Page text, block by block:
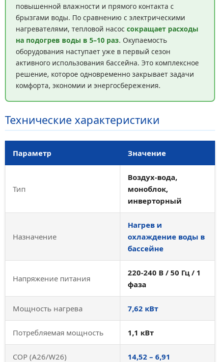
повышенной влажности и прямого контакта с
брызгами воды. По сравнению с электрическими
нагревателями, тепловой насос сокращает расходы
на подогрев воды в 5–10 раз. Окупаемость
оборудования наступает уже в первый сезон
активного использования бассейна. Это комплексное
решение, которое одновременно закрывает задачи
комфорта, экономии и энергосбережения.
Технические характеристики
Параметр Значение
Тип
Воздух-вода,
моноблок,
инверторный
Назначение
Нагрев и
охлаждение воды в
бассейне
Напряжение питания
220-240 В / 50 Гц / 1
фаза
Мощность нагрева 7,62 кВт
Потребляемая мощность 1,1 кВт
COP (A26/W26) 14,52 – 6,91